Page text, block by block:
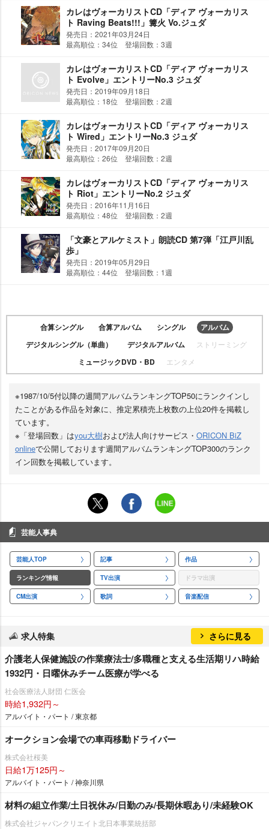
カレはヴォーカリストCD「ディア ヴォーカリス
ト Raving Beats!!!」篝火 Vo.ジュダ
発売日：2021年03月24日
最高順位：34位 登場回数：3週
カレはヴォーカリストCD「ディア ヴォーカリス
ト Evolve」エントリーNo.3 ジュダ
発売日：2019年09月18日
最高順位：18位 登場回数：2週
カレはヴォーカリストCD「ディア ヴォーカリス
ト Wired」エントリーNo.3 ジュダ
発売日：2017年09月20日
最高順位：26位 登場回数：2週
カレはヴォーカリストCD「ディア ヴォーカリス
ト Riot」エントリーNo.2 ジュダ
発売日：2016年11月16日
最高順位：48位 登場回数：2週
「文豪とアルケミスト」朗読CD 第7弾「江戸川乱
歩」
発売日：2019年05月29日
最高順位：44位 登場回数：1週
合算シングル 合算アルバム シングル
アルバム
デジタルシングル（単曲）
デジタルアルバム ストリーミング
ミュージックDVD・BD エンタメ
※1987/10/5付以降の週間アルバムランキングTOP50にランクインし
たことがある作品を対象に、推定累積売上枚数の上位20件を掲載し
ています。
※「登場回数」はyou大樹および法人向けサービス・ ORICON BiZ
onlineで公開しております週間アルバムランキングTOP300のランク
イン回数を掲載しています。
芸能人事典
芸能人TOP 記事 作品
ランキング情報 TV出演 ドラマ出演
CM出演 歌詞 音楽配信
求人特集 さらに見る
介護老人保健施設の作業療法士/多職種と支える生活期リハ時給
1932円・日曜休みチーム医療が学べる
社会医療法人財団 仁医会
時給1,932円～
アルバイト・パート / 東京都
オークション会場での車両移動ドライバー
株式会社桜美
日給1万125円～
アルバイト・パート / 神奈川県
材料の組立作業/土日祝休み/日勤のみ/長期休暇あり/未経験OK
株式会社ジャパンクリエイト北日本事業統括部